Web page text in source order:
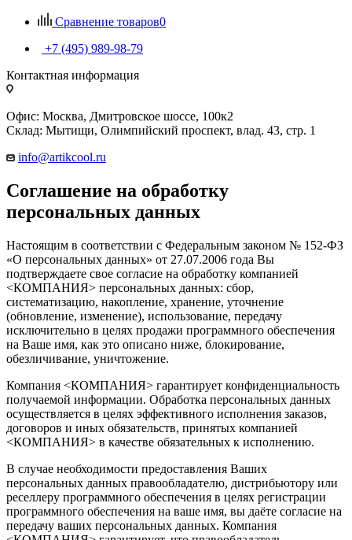
Сравнение товаров0
+7 (495) 989-98-79
Контактная информация
Офис: Москва, Дмитровское шоссе, 100к2
Склад: Мытищи, Олимпийский проспект, влад. 43, стр. 1
info@artikcool.ru
Соглашение на обработку
персональных данных
Настоящим в соответствии с Федеральным законом № 152-ФЗ
«О персональных данных» от 27.07.2006 года Вы
подтверждаете свое согласие на обработку компанией
<КОМПАНИЯ> персональных данных: сбор,
систематизацию, накопление, хранение, уточнение
(обновление, изменение), использование, передачу
исключительно в целях продажи программного обеспечения
на Ваше имя, как это описано ниже, блокирование,
обезличивание, уничтожение.
Компания <КОМПАНИЯ> гарантирует конфиденциальность
получаемой информации. Обработка персональных данных
осуществляется в целях эффективного исполнения заказов,
договоров и иных обязательств, принятых компанией
<КОМПАНИЯ> в качестве обязательных к исполнению.
В случае необходимости предоставления Ваших
персональных данных правообладателю, дистрибьютору или
реселлеру программного обеспечения в целях регистрации
программного обеспечения на ваше имя, вы даёте согласие на
передачу ваших персональных данных. Компания